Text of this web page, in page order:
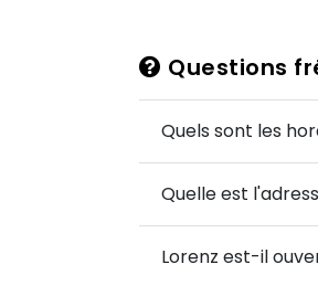
Questions
Quels sont les
Quelle est
Lorenz est-il